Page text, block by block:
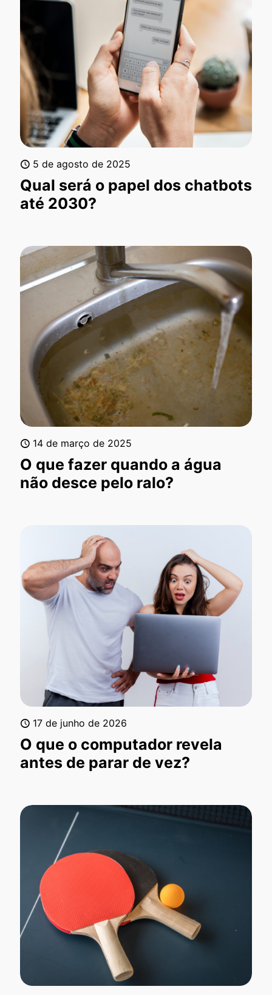
5 de agosto de 2025
Qual será o papel dos chatbots
até 2030?
14 de março de 2025
O que fazer quando a água
não desce pelo ralo?
17 de junho de 2026
O que o computador revela
antes de parar de vez?